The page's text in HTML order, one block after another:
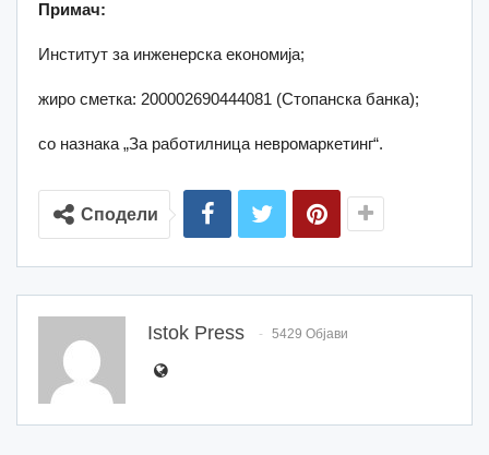
Примач:
Институт за инженерска економија;
жиро сметка: 200002690444081 (Стопанска банка);
со назнака „За работилница невромаркетинг“.
Сподели
Istok Press 5429 Објави